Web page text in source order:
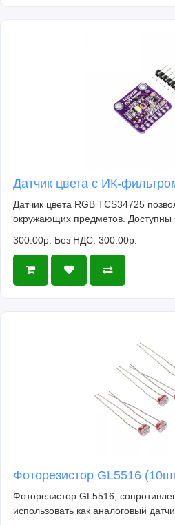
Датчик цвета с ИК-
Датчик цвета RGB TCS34725
окружающих предметов. Доступны
300.00р. Без НДС: 300.00р.
Фоторезистор GL5516
Фоторезистор GL5516,
использовать как аналоговый